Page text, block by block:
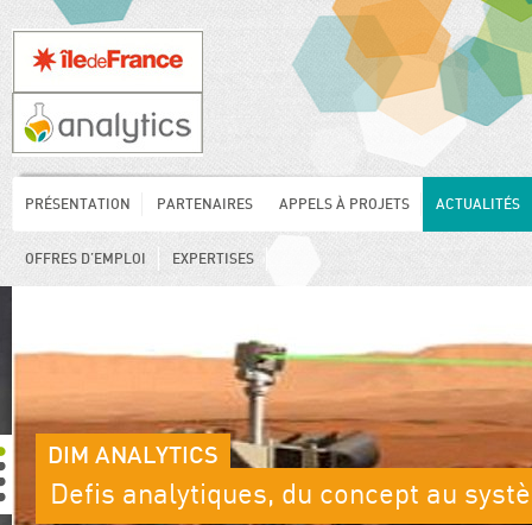
PRÉSENTATION PARTENAIRES APPELS À PROJETS ACTUALITÉS
OFFRES D’EMPLOI EXPERTISES
DIM ANALYTICS
Defis analytiques, du concept au